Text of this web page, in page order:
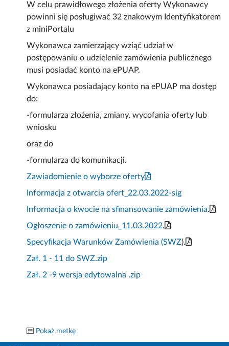
W celu prawidłowego złożenia oferty Wykonawcy
powinni się posługiwać 32 znakowym Identyfikatorem
z miniPortalu
Wykonawca zamierzający wziąć udział w
postępowaniu o udzielenie zamówienia publicznego
musi posiadać konto na ePUAP.
Wykonawca posiadający konto na ePUAP ma dostęp
do:
-formularza złożenia, zmiany, wycofania oferty lub
wniosku
oraz do
-formularza do komunikacji.
Zawiadomienie o wyborze oferty
Informacja z otwarcia ofert_22.03.2022-sig
Informacja o kwocie na sfinansowanie zamówienia.
Ogłoszenie o zamówieniu_11.03.2022.
Specyfikacja Warunków Zamówienia (SWZ).
Zał. 1 - 11 do SWZ.zip
Zał. 2 -9 wersja edytowalna .zip
Pokaż metkę